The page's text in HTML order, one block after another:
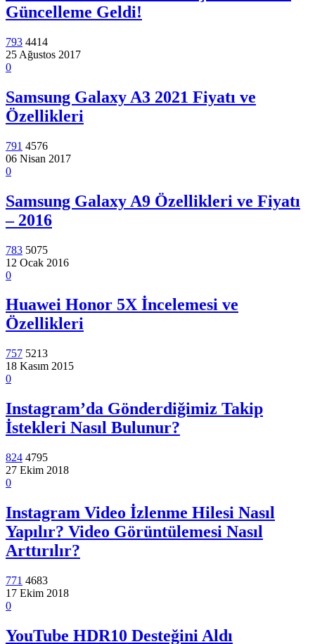
Güncelleme Geldi!
793 4414
25 Ağustos 2017
0
Samsung Galaxy A3 2021 Fiyatı ve
Özellikleri
791 4576
06 Nisan 2017
0
Samsung Galaxy A9 Özellikleri ve Fiyatı
– 2016
783 5075
12 Ocak 2016
0
Huawei Honor 5X İncelemesi ve
Özellikleri
757 5213
18 Kasım 2015
0
Instagram’da Gönderdiğimiz Takip
İstekleri Nasıl Bulunur?
824 4795
27 Ekim 2018
0
Instagram Video İzlenme Hilesi Nasıl
Yapılır? Video Görüntülemesi Nasıl
Arttırılır?
771 4683
17 Ekim 2018
0
YouTube HDR10 Desteğini Aldı